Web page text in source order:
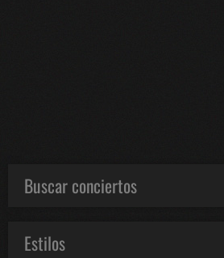
Buscar conciertos
Estilos